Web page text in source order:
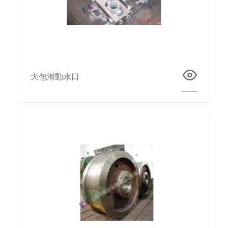
大包滑動水口